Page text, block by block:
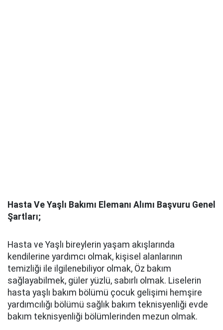
Hasta Ve Yaşlı Bakımı Elemanı Alımı Başvuru Genel
Şartları;
Hasta ve Yaşlı bireylerin yaşam akışlarında
kendilerine yardımcı olmak, kişisel alanlarının
temizliği ile ilgilenebiliyor olmak, Öz bakım
sağlayabilmek, güler yüzlü, sabırlı olmak. Liselerin
hasta yaşlı bakım bölümü çocuk gelişimi hemşire
yardımcılığı bölümü sağlık bakım teknisyenliği evde
bakım teknisyenliği bölümlerinden mezun olmak.